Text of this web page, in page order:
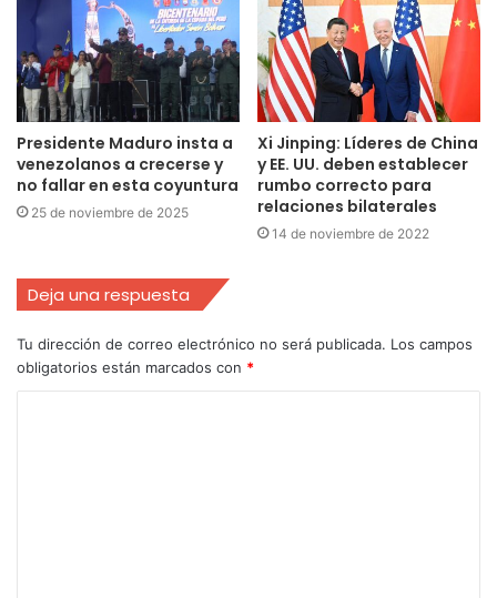
Presidente Maduro insta a
venezolanos a crecerse y
no fallar en esta coyuntura
25 de noviembre de 2025
Xi Jinping: Líderes de China
y EE. UU. deben establecer
rumbo correcto para
relaciones bilaterales
14 de noviembre de 2022
Deja una respuesta
Tu dirección de correo electrónico no será publicada. Los campos
obligatorios están marcados con *